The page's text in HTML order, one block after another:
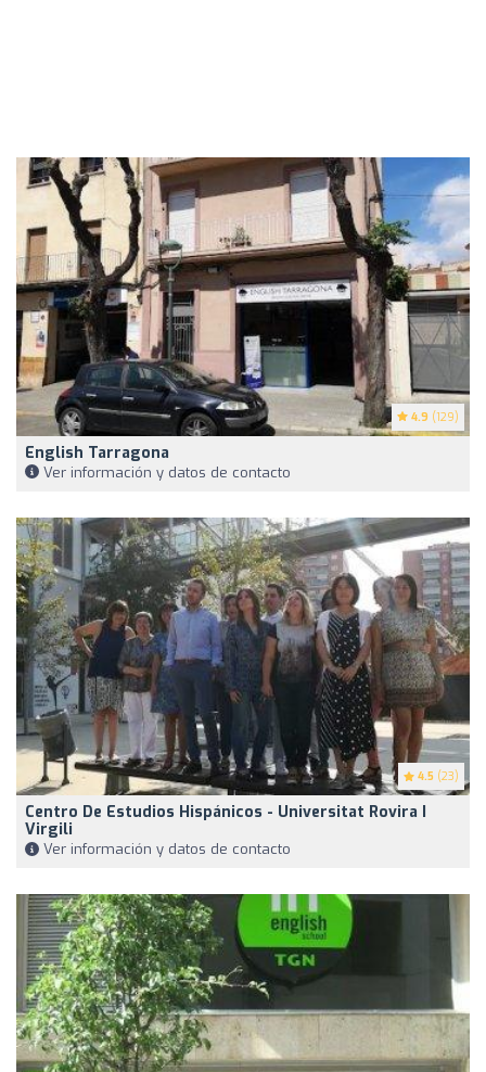
4.9 (129)
English Tarragona
Ver información y datos de contacto
4.5 (23)
Centro De Estudios Hispánicos - Universitat Rovira I
Virgili
Ver información y datos de contacto